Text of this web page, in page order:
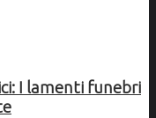
I lamenti funebri